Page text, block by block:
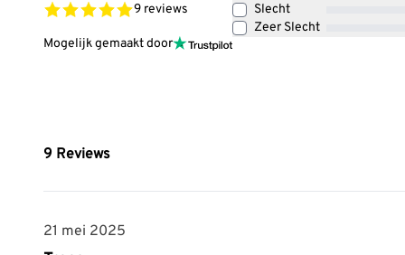
9 reviews
Mogelijk gemaakt door
Slecht
Zeer Slecht
9 Reviews
21 mei 2025
21 mei 2025